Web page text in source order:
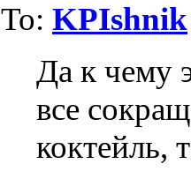
To: KPIshnik
Да к чему
все
коктейль,